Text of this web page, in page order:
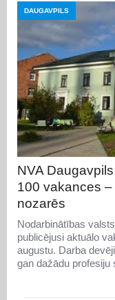
DAUGAVPILS
NVA
100 vakances
nozarēs
Nodarbinātības
publicējusi aktuālo
augustu. Darba
gan dažādu profesiju